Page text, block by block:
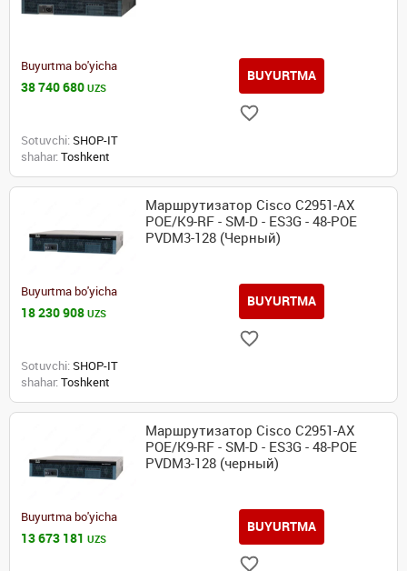
Buyurtma bo'yicha
38 740 680 UZS
BUYURTMA
Sotuvchi: SHOP-IT
shahar: Toshkent
Маршрутизатор Cisco C2951-AX
POE/K9-RF - SM-D - ES3G - 48-POE
PVDM3-128 (Черный)
Buyurtma bo'yicha
18 230 908 UZS
BUYURTMA
Sotuvchi: SHOP-IT
shahar: Toshkent
Маршрутизатор Cisco C2951-AX
POE/K9-RF - SM-D - ES3G - 48-POE
PVDM3-128 (черный)
Buyurtma bo'yicha
13 673 181 UZS
BUYURTMA